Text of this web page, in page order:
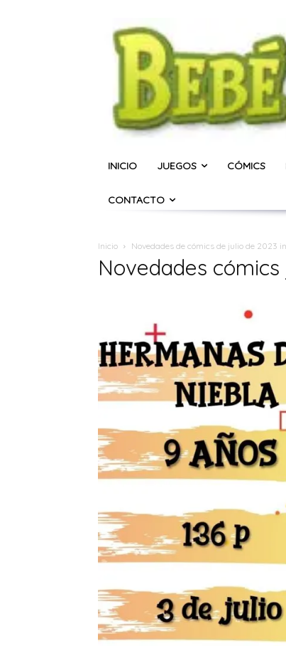
INICIO JUEGOS CÓMICS
CONTACTO
Inicio Novedades de cómics de julio de 2023
Novedades cómics